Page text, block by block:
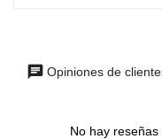
Opiniones de
No hay